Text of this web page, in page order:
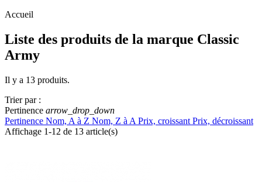
Accueil
Liste des produits de la marque Classic
Army
Il y a 13 produits.
Trier par :
Pertinence arrow_drop_down
Pertinence Nom, A à Z Nom, Z à A Prix, croissant Prix, décroissant
Affichage 1-12 de 13 article(s)